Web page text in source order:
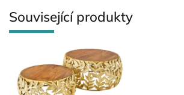
Související produkty